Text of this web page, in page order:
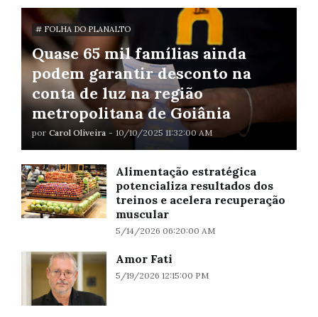
# FOLHA DO PLANALTO
Quase 65 mil famílias ainda
podem garantir desconto na
conta de luz na região
metropolitana de Goiânia
por Carol Oliveira - 10/10/2025 11:32:00 AM
Alimentação estratégica
potencializa resultados dos
treinos e acelera recuperação
muscular
5/14/2026 06:20:00 AM
Amor Fati
5/19/2026 12:15:00 PM